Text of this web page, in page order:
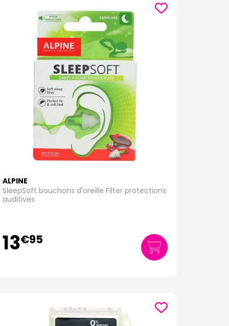
ALPINE
SleepSoft bouchons d'oreille Filter protections
auditives
13€95